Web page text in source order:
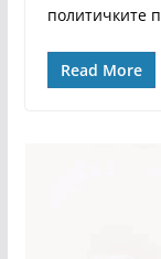
политичките
Read More